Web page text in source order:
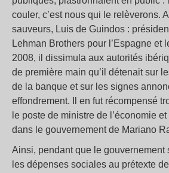
couler, c’est nous qui le relèverons.
sauveurs, Luis de Guindos :
Lehman Brothers pour l’Espagne et
2008, il dissimula aux autorités
de première main qu’il détenait sur
de la banque et sur les signes
effondrement. Il en fut récompensé
le poste de ministre de l’économie
dans le gouvernement de Mariano
Ainsi, pendant que le gouvernement
les dépenses sociales au prétexte